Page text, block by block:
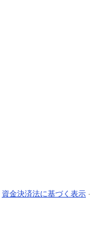
資金決済法に基づく表示 -